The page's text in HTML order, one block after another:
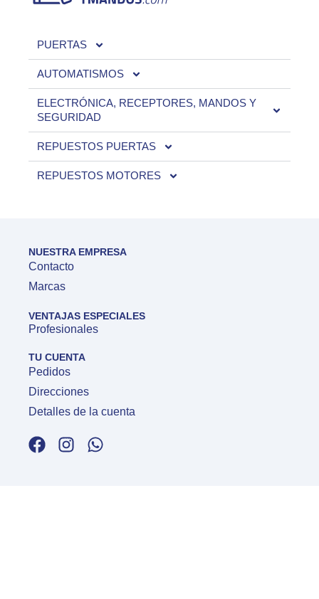
PUERTAS
AUTOMATISMOS
ELECTRÓNICA, RECEPTORES, MANDOS Y
SEGURIDAD
REPUESTOS PUERTAS
REPUESTOS MOTORES
NUESTRA EMPRESA
Contacto
Marcas
VENTAJAS ESPECIALES
Profesionales
TU CUENTA
Pedidos
Direcciones
Detalles de la cuenta